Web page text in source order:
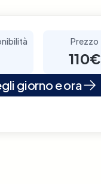
Prezzo
110€
giorno e ora